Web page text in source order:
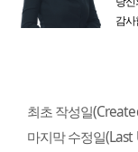
감
최초 작성일
마지막 수정일